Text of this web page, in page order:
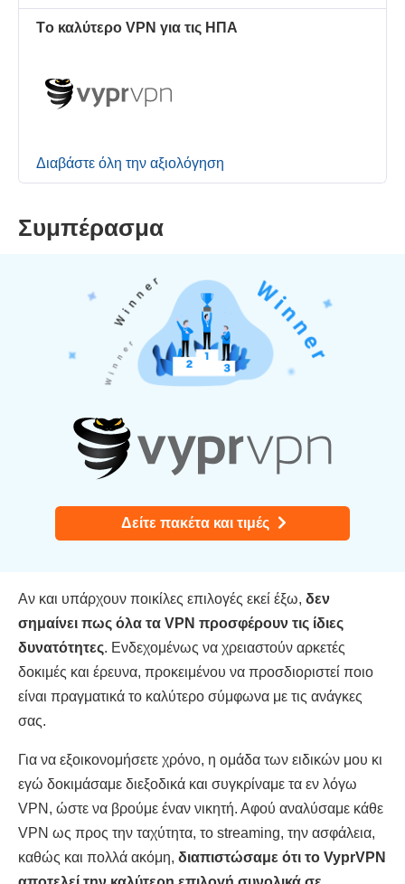
Τo καλύτερo VPN για τις ΗΠΑ
Διαβάστε όλη την αξιολόγηση
Συμπέρασμα
Δείτε πακέτα και τιμές
Αν και υπάρχουν ποικίλες επιλογές εκεί έξω, δεν
σημαίνει πως όλα τα VPN προσφέρουν τις ίδιες
δυνατότητες. Ενδεχομένως να χρειαστούν αρκετές
δοκιμές και έρευνα, προκειμένου να προσδιοριστεί ποιο
είναι πραγματικά το καλύτερο σύμφωνα με τις ανάγκες
σας.
Για να εξοικονομήσετε χρόνο, η ομάδα των ειδικών μου κι
εγώ δοκιμάσαμε διεξοδικά και συγκρίναμε τα εν λόγω
VPN, ώστε να βρούμε έναν νικητή. Αφού αναλύσαμε κάθε
VPN ως προς την ταχύτητα, το streaming, την ασφάλεια,
καθώς και πολλά ακόμη, διαπιστώσαμε ότι το VyprVPN